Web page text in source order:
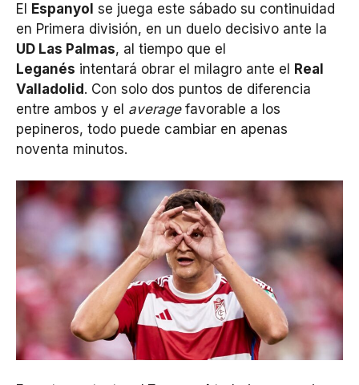
El Espanyol se juega este sábado su continuidad
en Primera división, en un duelo decisivo ante la
UD Las Palmas, al tiempo que el
Leganés intentará obrar el milagro ante el
Real
Valladolid . Con solo dos puntos de diferencia
entre ambos y el averagefavorable a los
pepineros, todo puede cambiar en apenas
noventa minutos.